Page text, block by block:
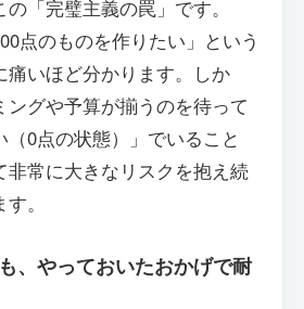
「完璧主義の罠」です。
点のものを作りたい」という
痛いほど分かります。しか
ングや予算が揃うのを待って
（0点の状態）」でいること
非常に大きなリスクを抱え続
。
、やっておいたおかげで耐